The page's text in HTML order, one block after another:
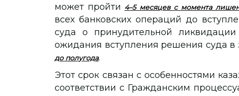
может пройти 4–5 месяцев с момента
всех банковских операций до
суда о принудительной
ожидания вступления решения суда в
до полугода.
Этот срок связан с особенностями
соответствии с Гражданским